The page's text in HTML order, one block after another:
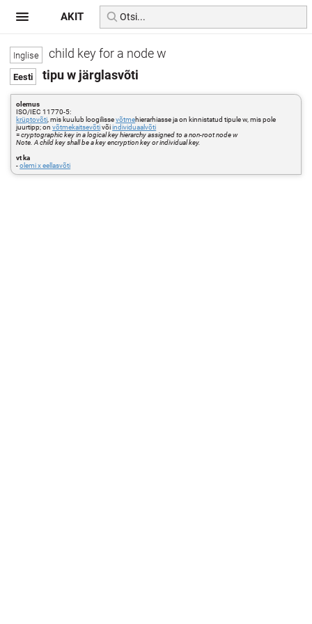
child key for a node w
tipu w järglasvõti
olemus
ISO/IEC 11770-5:
krüptovõti , mis kuulub loogilissevõtmehierarhiasse ja on kinnistatud tipule w, mis pole
juurtipp; onvõtmekaitsevõtivõiindividuaalvõti
=cryptographic key in a logical key hierarchy assigned to a non-root node w
Note. A child key shall be a key encryption key or individual key.
vt ka
-olemi x eellasvõti
AKIT